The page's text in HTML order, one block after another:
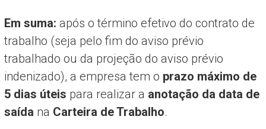
Em suma: após o término efetivo do contrato de
trabalho (seja pelo fim do aviso prévio
trabalhado ou da projeção do aviso prévio
indenizado), a empresa tem o prazo máximo de
5 dias úteis para realizar a anotação da data de
saída na Carteira de Trabalho.